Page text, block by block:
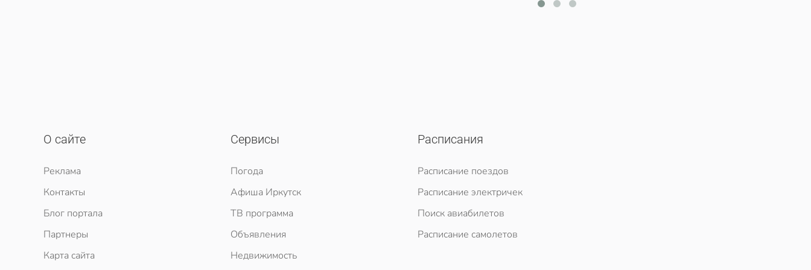
О сайте
Реклама
Контакты
Блог портала
Партнеры
Карта сайта
Сервисы
Погода
Афиша Иркутск
ТВ программа
Объявления
Недвижимость
Расписания
Расписание поездов
Расписание электричек
Поиск авиабилетов
Расписание самолетов